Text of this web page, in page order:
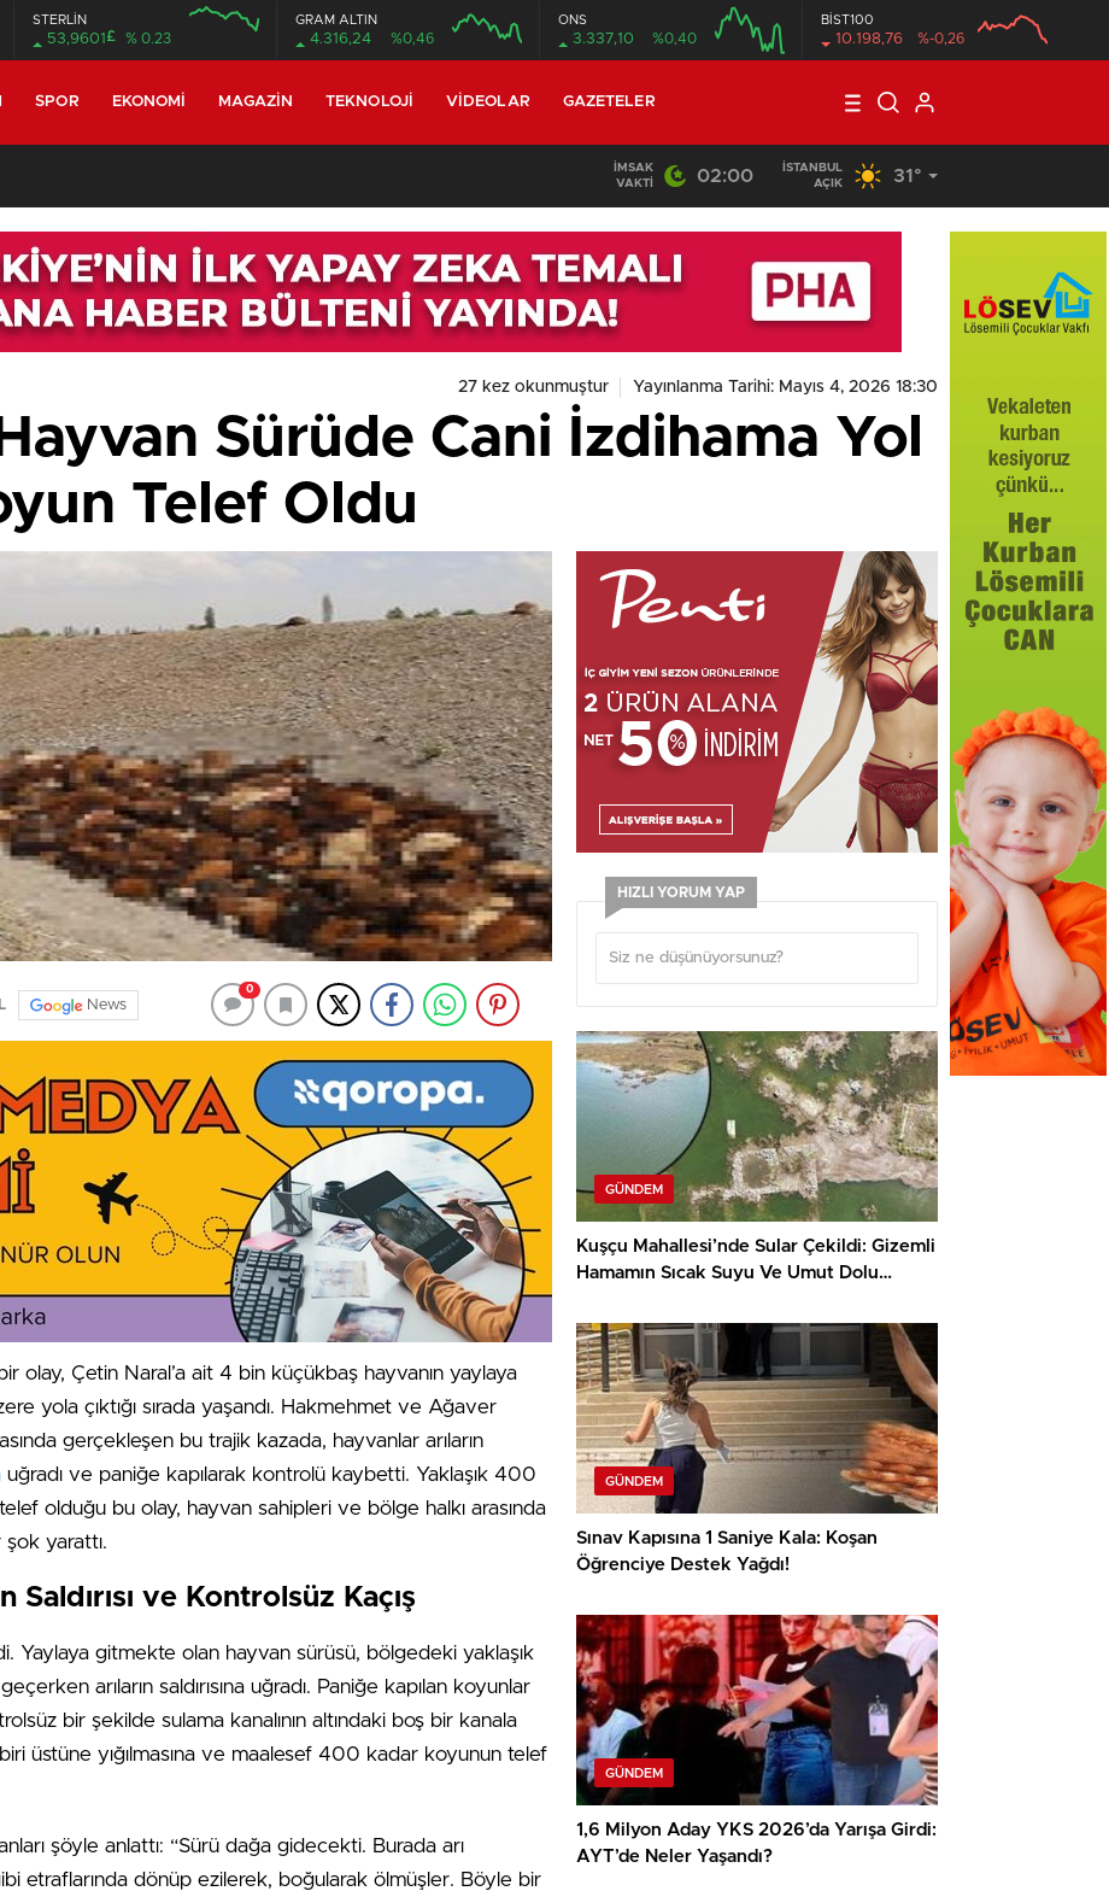
STERLİN
53,9601 £ % 0.23
GRAM ALTIN
4.316,24 %0,46
ONS
3.337,10 %0,40
BİST100
10.198,76 %-0,26
SPOR EKONOMI MAGAZIN TEKNOLOJI VIDEOLAR GAZETELER
İMSAK
VAKTI
02:00
İSTANBUL
AÇIK
31°
27 kez okunmuştur Yayınlanma Tarihi: Mayıs 4, 2026 18:30
Hayvan Sürüde Cani İzdihama Yol
Telef Oldu
News
0
olay, Çetin Naral’a ait 4 bin küçükbaş hayvanın yaylaya
yola çıktığı sırada yaşandı. Hakmehmet ve Ağaver
gerçekleşen bu trajik kazada, hayvanlar arıların
uğradı ve paniğe kapılarak kontrolü kaybetti. Yaklaşık 400
olduğu bu olay, hayvan sahipleri ve bölge halkı arasında
yarattı.
Saldırısı ve Kontrolsüz Kaçış
Yaylaya gitmekte olan hayvan sürüsü, bölgedeki yaklaşık
arıların saldırısına uğradı. Paniğe kapılan koyunlar
bir şekilde sulama kanalının altındaki boş bir kanala
üstüne yığılmasına ve maalesef 400 kadar koyunun telef
şöyle anlattı: “Sürü dağa gidecekti. Burada arı
etraflarında dönüp ezilerek, boğularak ölmüşler. Böyle bir
HIZLI YORUM YAP
GÜNDEM
Kuşçu Mahallesi’nde Sular Çekildi: Gizemli
Hamamın Sıcak Suyu Ve Umut Dolu
GÜNDEM
Sınav Kapısına 1 Saniye Kala: Koşan
Öğrenciye Destek Yağdı!
GÜNDEM
1,6 Milyon Aday YKS 2026’da Yarışa Girdi:
AYT’de Neler Yaşandı?